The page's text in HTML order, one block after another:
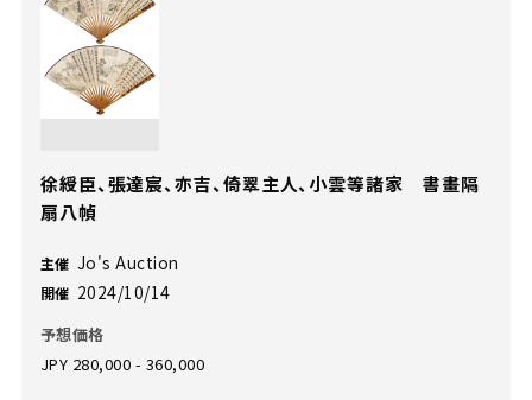
徐綬臣、張達宸、亦吉、倚翠主人、小雲等諸家 書畫隔
扇八幀
主催 Jo's Auction
開催 2024/10/14
予想価格
JPY 280,000 - 360,000